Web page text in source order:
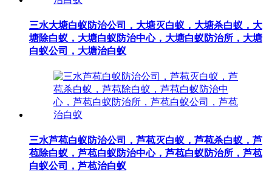
三水大塘白蚁防治公司，大塘灭白蚁，大塘杀白蚁，大
塘除白蚁，大塘白蚁防治中心，大塘白蚁防治所，大塘
白蚁公司，大塘治白蚁
三水芦苞白蚁防治公司，芦苞灭白蚁，芦苞杀白蚁，芦
苞除白蚁，芦苞白蚁防治中心，芦苞白蚁防治所，芦苞
白蚁公司，芦苞治白蚁